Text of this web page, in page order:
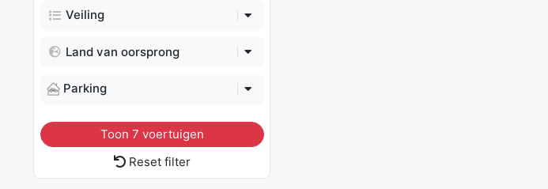
Veiling
Land van oorsprong
Parking
Toon 7 voertuigen
Reset filter